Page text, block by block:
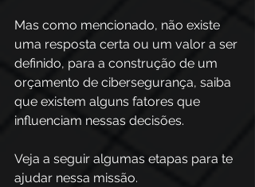
Mas como mencionado, não existe
uma resposta certa ou um valor a ser
definido, para a construção de um
orçamento de cibersegurança, saiba
que existem alguns fatores que
influenciam nessas decisões.
Veja a seguir algumas etapas para te
ajudar nessa missão.